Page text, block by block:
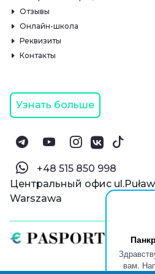
вам.
Отзывы
Онлайн-школа
Реквизиты
Контакты
Узнать больше
‪+48 515 850 998‬
Центральный офис
Warszawa